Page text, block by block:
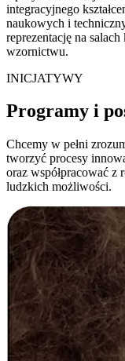
integracyjnego
naukowych i
reprezentację na
wzornictwu.
INICJATYWY
Programy i
Chcemy w pełni
tworzyć procesy
oraz współpracować z
ludzkich możliwości.